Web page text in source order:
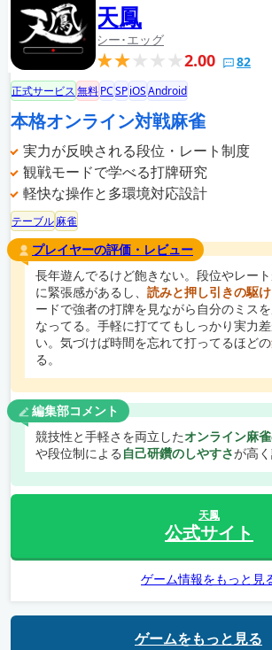
天鳳
シー･エッグ
2.00 82
正式サービス無料PCSPiOSAndroid
本格オンライン対戦麻雀
実力が反映される段位・レート制度
観戦モードで学べる打牌研究
軽快な操作と多環境対応設計
テーブル麻雀
プレイヤーの評価・レビュー
長年遊んでるけど飽きない。段位やレー
に緊張感があるし、 読みと押し引きの駆
ードで強者の打牌を見ながら自分のミス
なってる。手軽に打ててもしっかり実力
い。気づけば時間を忘れて打ってるほどの
る。
編集部コメント
競技性と手軽さを両立したオンライン麻
や段位制による 自己研鑽のしやすさが高
天鳳
公式サイト
ゲーム情報をもっと見
ゲームをもっと見る